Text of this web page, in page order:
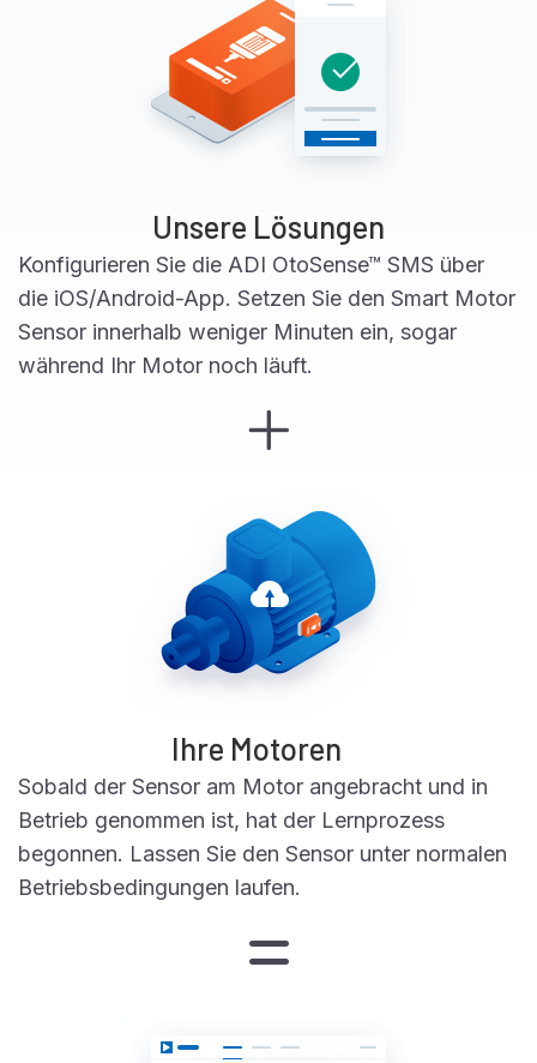
Unsere Lösungen
Konfigurieren Sie die ADI OtoSense™ SMS über
die iOS/Android-App. Setzen Sie den Smart Motor
Sensor innerhalb weniger Minuten ein, sogar
während Ihr Motor noch läuft.
Ihre Motoren
Sobald der Sensor am Motor angebracht und in
Betrieb genommen ist, hat der Lernprozess
begonnen. Lassen Sie den Sensor unter normalen
Betriebsbedingungen laufen.